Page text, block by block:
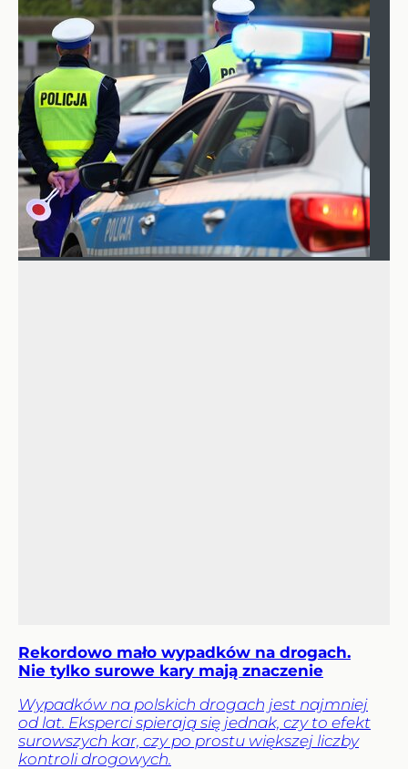
Rekordowo mało wypadków na drogach.
Nie tylko surowe kary mają znaczenie
Wypadków na polskich drogach jest najmniej
od lat. Eksperci spierają się jednak, czy to efekt
surowszych kar, czy po prostu większej liczby
kontroli drogowych.